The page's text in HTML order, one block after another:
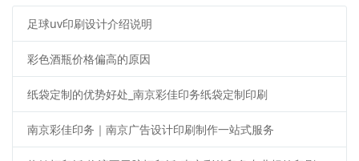
足球uv印刷设计介绍说明
彩色酒瓶价格偏高的原因
纸袋定制的优势好处_南京彩佳印务纸袋定制印刷
南京彩佳印务｜南京广告设计印刷制作一站式服务